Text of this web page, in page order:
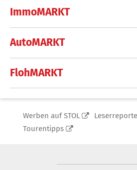
ImmoMARKT
AutoMARKT
FlohMARKT
Werben auf STOL
Tourentipps